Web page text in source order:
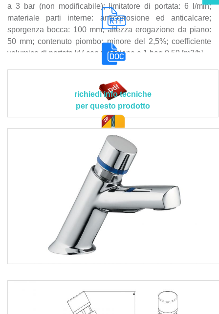
a 3 bar (non modificabile); limitatore di portata: 6 l/min;
materiale parti interne: anticorrosione ed anticalcare;
sporgenza bocca: 100 mm; altezza erogazione da piano:
50 mm; contenuto piombo: minore del 2,5%; coefficiente
volumico di portata kV con pressione a 1 bar: 0,59 [m3/h].
Le lavorazioni devono essere eseguite secondo le
e/o della Committenza in conformità con i contenuti
contrattuali del capitolato speciale d’appalto.
Non e compresa nel prezzo la predisposizione per le
tubazioni sottotraccia, mentre sono inclusi la fornitura di
tutti i materiali, il trasporto degli stessi a pie d'opera, il
rubinetto di intercettazione sulla linea di alimentazione per
facilitare gli interventi di manutenzione, il collegamento
alla rete idrica interponendo le guarnizioni con filtro da
1/2", il risciacquo accurato delle tubazioni prima di iniziare
le operazioni di montaggio, il controllo della tenuta dei
collegamenti, l’espulsione dell’eccedenza di grasso ed
ulteriori detriti eventualmente presenti tramite il deflusso di
una buona quantità di acqua calda, le eventuali
assistenze murarie, la pulizia finale con l'asportazione dei
detriti e polvere, il trasporto delle macerie al piano di carico
con lo sgombero e trasporto alle pubbliche discariche, i
doc. tec.
richiedi info tecniche
per questo prodotto